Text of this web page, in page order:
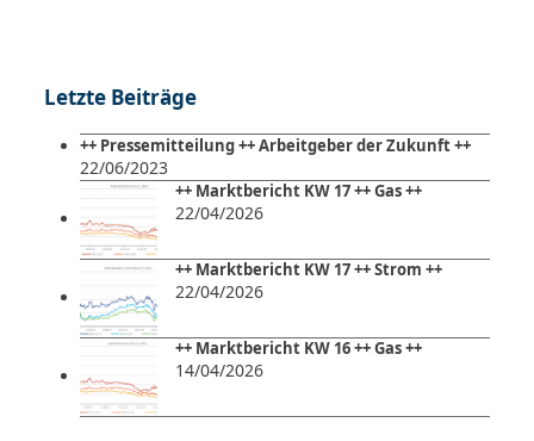
Letzte Beiträge
++ Pressemitteilung ++ Arbeitgeber der Zukunft ++
22/06/2023
++ Marktbericht KW 17 ++ Gas ++
22/04/2026
++ Marktbericht KW 17 ++ Strom ++
22/04/2026
++ Marktbericht KW 16 ++ Gas ++
14/04/2026